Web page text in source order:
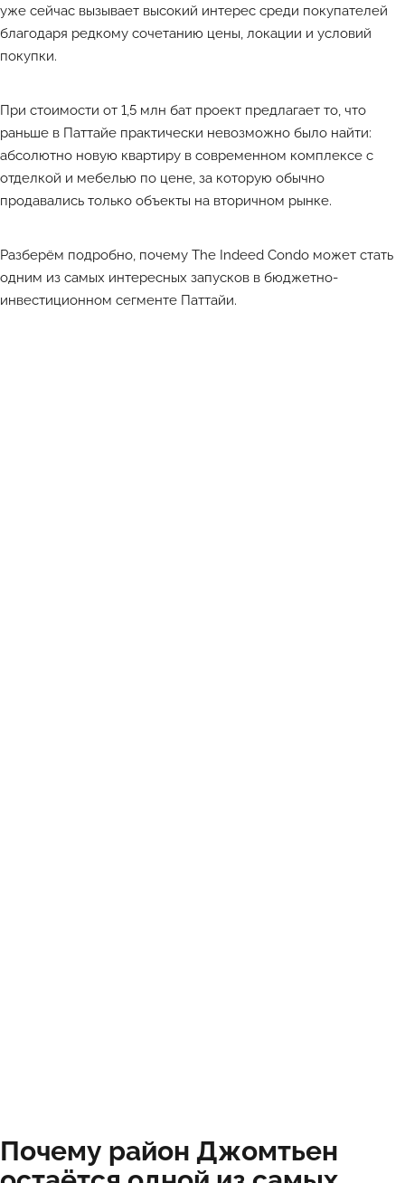
уже сейчас вызывает высокий интерес среди покупателей
благодаря редкому сочетанию цены, локации и условий
покупки.
При стоимости от 1,5 млн бат проект предлагает то, что
раньше в Паттайе практически невозможно было найти:
абсолютно новую квартиру в современном комплексе с
отделкой и мебелью по цене, за которую обычно
продавались только объекты на вторичном рынке.
Разберём подробно, почему The Indeed Condo может стать
одним из самых интересных запусков в бюджетно-
инвестиционном сегменте Паттайи.
Почему район Джомтьен